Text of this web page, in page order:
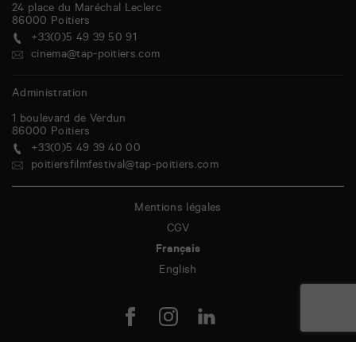
24 place du Maréchal Leclerc
86000 Poitiers
+33(0)5 49 39 50 91
cinema@tap-poitiers.com
Administration
1 boulevard de Verdun
86000 Poitiers
+33(0)5 49 39 40 00
poitiersfilmfestival@tap-poitiers.com
Mentions légales
CGV
Français
English